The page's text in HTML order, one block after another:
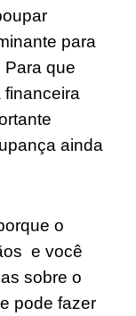
para
Para que
ainda
o
e você
sobre o
pode fazer